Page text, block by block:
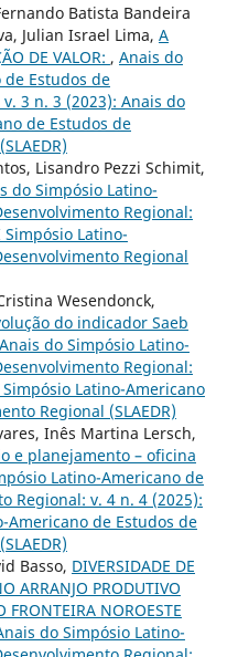
Batista Bandeira
Julian Israel Lima, A
DE VALOR: , Anais do
Estudos de
3 n. 3 (2023): Anais do
de Estudos de
Lisandro Pezzi Schimit,
do Simpósio Latino-
Regional:
Latino-
Regional
Wesendonck,
do indicador Saeb
Anais do Simpósio Latino-
Regional:
Latino-Americano
Regional (SLAEDR)
Inês Martina Lersch,
e planejamento – oficina
Latino-Americano de
Regional: v. 4 n. 4 (2025):
Americano de Estudos de
Basso, DIVERSIDADE DE
ARRANJO PRODUTIVO
FRONTEIRA NOROESTE
do Simpósio Latino-